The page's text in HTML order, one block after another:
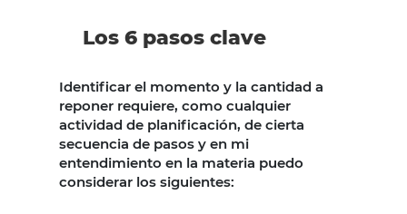
Los 6 pasos clave
Identificar el momento y la cantidad a
reponer requiere, como cualquier
actividad de planificación, de cierta
secuencia de pasos y en mi
entendimiento en la materia puedo
considerar los siguientes: